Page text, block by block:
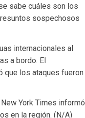
sabe cuáles son los
sospechosos
internacionales al
a bordo. El
que los ataques fueron
York Times informó
en la región. (N/A)